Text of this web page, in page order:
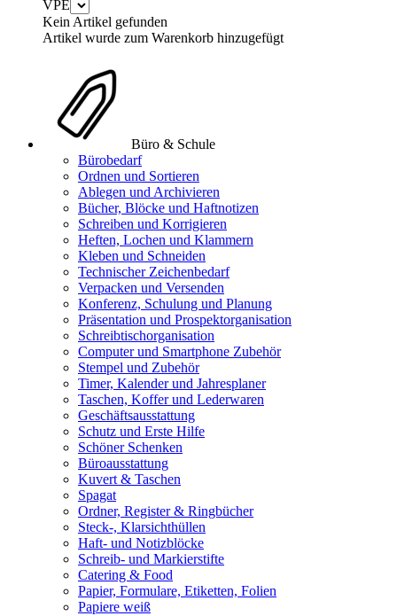
VPE
Kein Artikel gefunden
Artikel wurde zum Warenkorb hinzugefügt
Büro & Schule
Bürobedarf
Ordnen und Sortieren
Ablegen und Archivieren
Bücher, Blöcke und Haftnotizen
Schreiben und Korrigieren
Heften, Lochen und Klammern
Kleben und Schneiden
Technischer Zeichenbedarf
Verpacken und Versenden
Konferenz, Schulung und Planung
Präsentation und Prospektorganisation
Schreibtischorganisation
Computer und Smartphone Zubehör
Stempel und Zubehör
Timer, Kalender und Jahresplaner
Taschen, Koffer und Lederwaren
Geschäftsausstattung
Schutz und Erste Hilfe
Schöner Schenken
Büroausstattung
Kuvert & Taschen
Spagat
Ordner, Register & Ringbücher
Steck-, Klarsichthüllen
Haft- und Notizblöcke
Schreib- und Markierstifte
Catering & Food
Papier, Formulare, Etiketten, Folien
Papiere weiß